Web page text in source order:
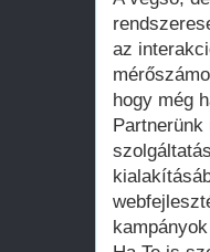
az
hogy még